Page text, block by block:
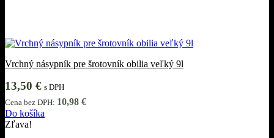
Vrchný násypník pre šrotovník obilia veľký 9l
13,50 € s DPH
Cena bez DPH: 10,98 €
Do košíka
Zľava!